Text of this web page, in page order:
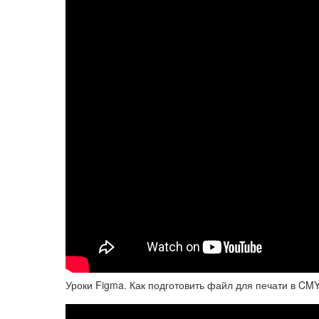
Уроки Figma. Как подготовить файл для печати в